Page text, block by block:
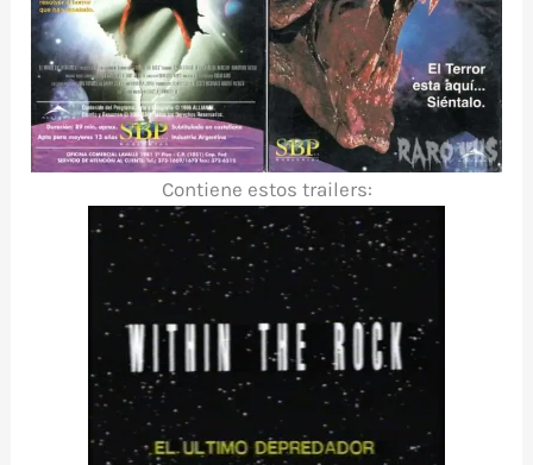
Contiene estos trailers: